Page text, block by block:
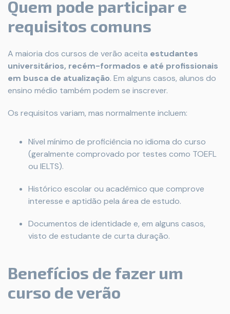
Quem pode participar e
requisitos comuns
A maioria dos cursos de verão aceita estudantes
universitários, recém-formados e até profissionais
em busca de atualização. Em alguns casos, alunos do
ensino médio também podem se inscrever.
Os requisitos variam, mas normalmente incluem:
Nível mínimo de proficiência no idioma do curso
(geralmente comprovado por testes como TOEFL
ou IELTS).
Histórico escolar ou acadêmico que comprove
interesse e aptidão pela área de estudo.
Documentos de identidade e, em alguns casos,
visto de estudante de curta duração.
Benefícios de fazer um
curso de verão